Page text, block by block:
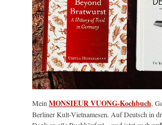
MeinMONSIEUR VUONG-Kochbuch,
Berliner Kult-Vietnamesen. Auf Deutsch in